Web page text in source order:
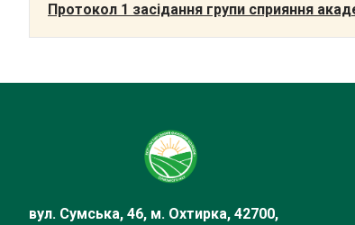
Протокол 1 засідання групи сприяння
вул. Сумська, 46, м. Охтирка, 42700,